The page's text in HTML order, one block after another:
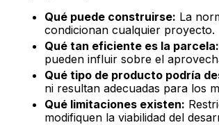
Qué puede construirse: La
condicionan cualquier proyecto.
Qué tan eficiente es la parcela:
pueden influir sobre el
Qué tipo de producto podría
ni resultan adecuadas para los
Qué limitaciones existen:
modifiquen la viabilidad del